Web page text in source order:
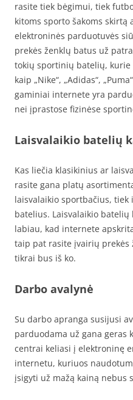
rasite tiek bėgimui, tiek
kitoms sporto šakoms skirtą
elektroninės parduotuvės
prekės ženklų batus už
tokių sportinių batelių, kurie
kaip „Nike“, „Adidas“,
gaminiai internete yra
nei įprastose fizinėse
Laisvalaikio batelių
Kas liečia klasikinius ar
rasite gana platų
laisvalaikio sportbačius,
batelius. Laisvalaikio
labiau, kad internete
taip pat rasite įvairių
tikrai bus iš ko.
Darbo avalynė
Su darbo apranga susijusi
parduodama už gana geras
centrai keliasi į elektroninę
internetu, kuriuos
įsigyti už mažą kainą nebus